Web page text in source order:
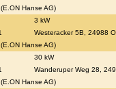
Hanse AG)
3 kW
Westeracker 5B, 24988
Hanse AG)
30 kW
Wanderuper Weg 28,
Hanse AG)